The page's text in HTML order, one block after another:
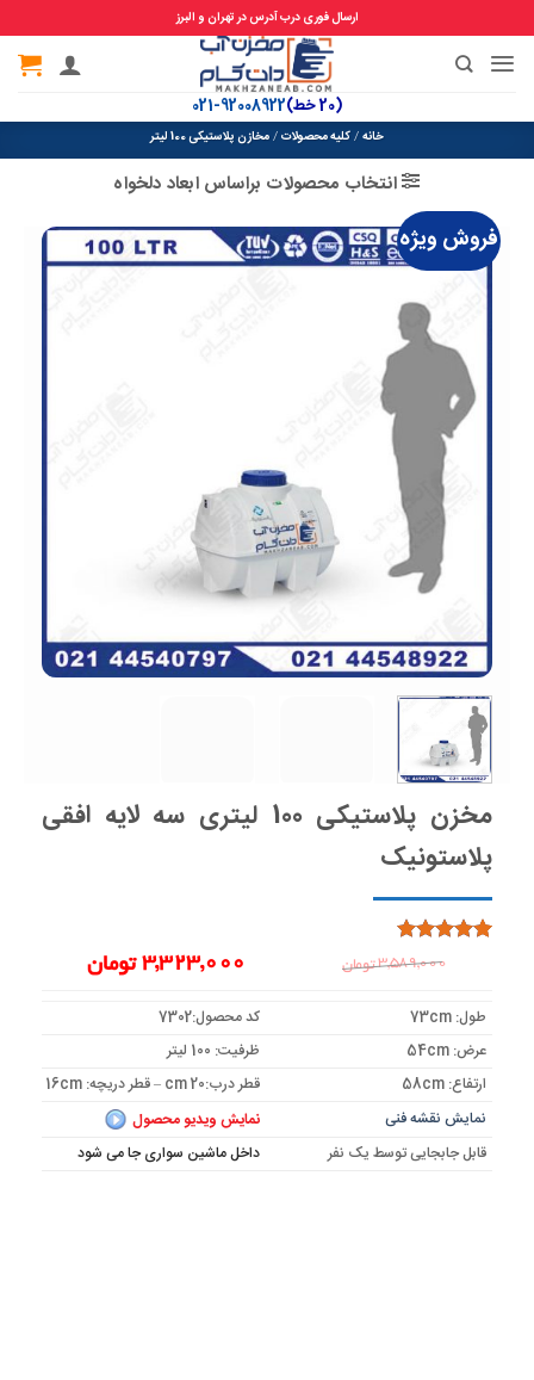
ارسال فوری درب آدرس در تهران و البرز
Skip
content
(20 خط) 92008922-021
خانه/کلیه محصولات/مخازن پلاستیکی 100 لیتر
انتخاب محصولات براساس ابعاد دلخواه
فروش ویژه
مخزن پلاستیکی 100 لیتری سه لایه افقی
پلاستونیک
امتیاز5از
3,589,000تومان
قیمت
اصلی:
3,589,000 تومان
بود.
3,323,000 تومان
قیمت
فعلی:
3,323,000 تومان.
طول: 73cm
کد محصول:7302
عرض: 54cm
ظرفیت: 100 لیتر
ارتفاع: 58cm
قطر درب:20 cm – قطر دریچه: 16cm
نمایش نقشه فنی
نمایش ویدیو محصول
قابل جابجایی توسط یک نفر
داخل ماشین سواری جا می شود